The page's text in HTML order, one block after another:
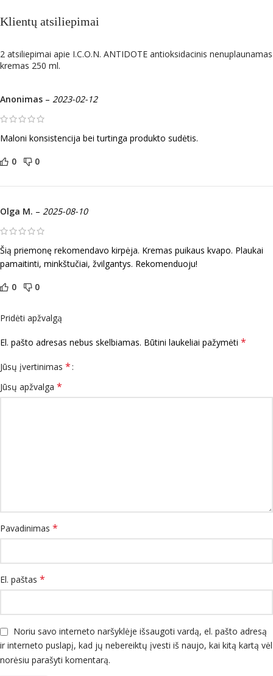
Klientų atsiliepimai
2 atsiliepimai apie I.C.O.N. ANTIDOTE antioksidacinis nenuplaunamas
kremas 250 ml.
Anonimas – 2023-02-12
Maloni konsistencija bei turtinga produkto sudėtis.
0 0
Olga M. – 2025-08-10
Šią priemonę rekomendavo kirpėja. Kremas puikaus kvapo. Plaukai
pamaitinti, minkštučiai, žvilgantys. Rekomenduoju!
0 0
Pridėti apžvalgą
El. pašto adresas nebus skelbiamas. Būtini laukeliai pažymėti *
Jūsų įvertinimas *
Jūsų apžvalga *
Pavadinimas *
El. paštas *
Noriu savo interneto naršyklėje išsaugoti vardą, el. pašto adresą
ir interneto puslapį, kad jų nebereiktų įvesti iš naujo, kai kitą kartą vėl
norėsiu parašyti komentarą.